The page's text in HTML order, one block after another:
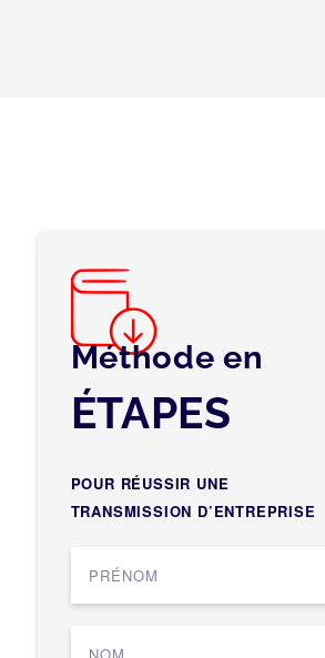
Méthode en
ÉTAPES
POUR RÉUSSIR UNE
TRANSMISSION D’ENTREPRISE